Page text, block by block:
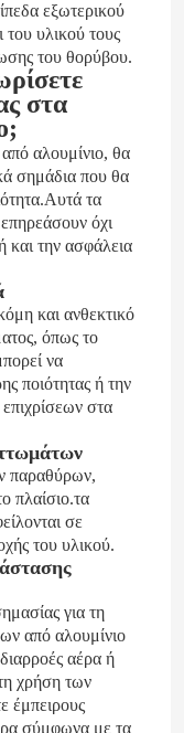
εξωτερικού
υλικού τους
του θορύβου.
στα
αλουμίνιο, θα
σημάδια που θα
τα
όχι
και την ασφάλεια
και ανθεκτικό
όπως το
να
ποιότητας ή την
στα
παραθύρων,
πλαίσιο.τα
σε
του υλικού.
για τη
από αλουμίνιο
αέρα ή
χρήση των
έμπειρους
σύμφωνα με τα